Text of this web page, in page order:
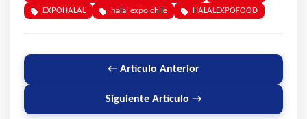
EXPOHALAL
halal expo chile HALALEXPOFOOD
← Artículo Anterior
Siguiente Artículo →